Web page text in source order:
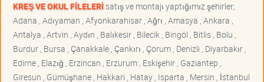
KREŞ VE OKUL FİLELERİsatış ve montajı yaptığımız şehirler;
Adana , Adıyaman , Afyonkarahisar , Ağrı , Amasya , Ankara ,
Antalya , Artvin , Aydın , Balıkesir , Bilecik , Bingöl , Bitlis , Bolu ,
Burdur , Bursa , Çanakkale , Çankırı , Çorum , Denizli , Diyarbakır ,
Edirne , Elazığ , Erzincan , Erzurum , Eskişehir , Gaziantep ,
Giresun , Gümüşhane , Hakkari , Hatay , Isparta , Mersin , İstanbul